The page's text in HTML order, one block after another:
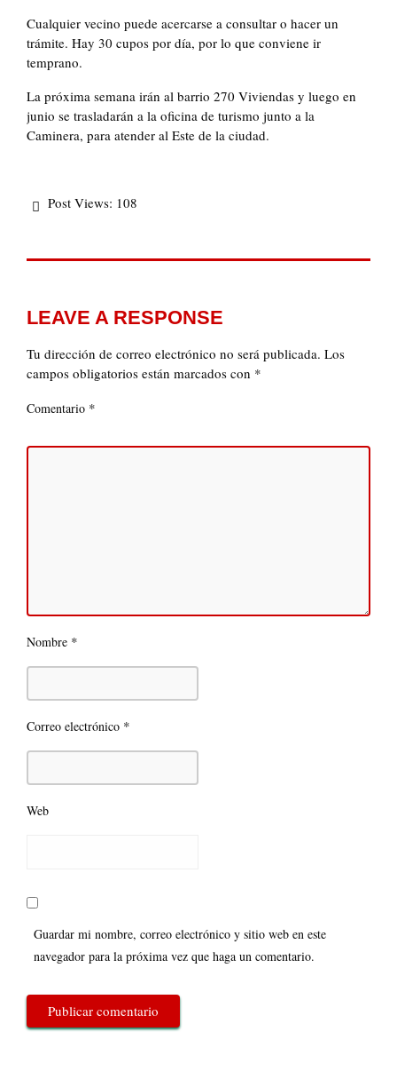
Cualquier vecino puede acercarse a consultar o hacer un
trámite. Hay 30 cupos por día, por lo que conviene ir
temprano.
La próxima semana irán al barrio 270 Viviendas y luego en
junio se trasladarán a la oficina de turismo junto a la
Caminera, para atender al Este de la ciudad.
Post Views: 108
LEAVE A RESPONSE
Tu dirección de correo electrónico no será publicada. Los
campos obligatorios están marcados con *
Comentario *
Nombre *
Correo electrónico *
Web
Guardar mi nombre, correo electrónico y sitio web en este
navegador para la próxima vez que haga un comentario.